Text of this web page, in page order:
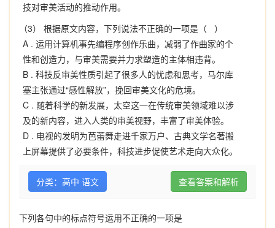
技对审美活动的推动作用。
（3） 根据原文内容，下列说法不正确的一项是（ ）
A . 运用计算机事先编程序创作乐曲，减弱了作曲家的个
性和创造力，与审美需要并力求塑造的主体相违背。
B . 科技反审美性质引起了很多人的忧虑和思考，马尔库
塞主张通过“感性解放”，挽回审美文化的危境。
C . 随着科学的新发展，太空这一在传统审美领域难以涉
及的新内容，进入人类的审美视野，丰富了审美体验。
D . 电视的发明为芭蕾舞走进千家万户、古典文学名著搬
上屏幕提供了必要条件，科技进步促使艺术走向大众化。
分类：高中 语文 查看答案和解析
下列各句中的标点符号运用不正确的一项是